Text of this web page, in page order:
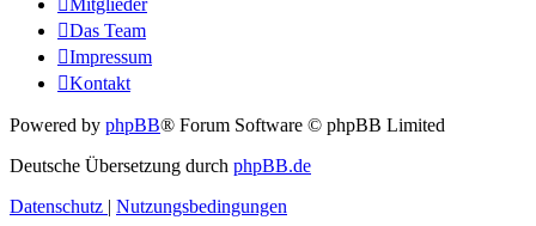
Das Team
Impressum
Kontakt
Powered by phpBB® Forum Software © phpBB Limited
Deutsche Übersetzung durch phpBB.de
Datenschutz | Nutzungsbedingungen